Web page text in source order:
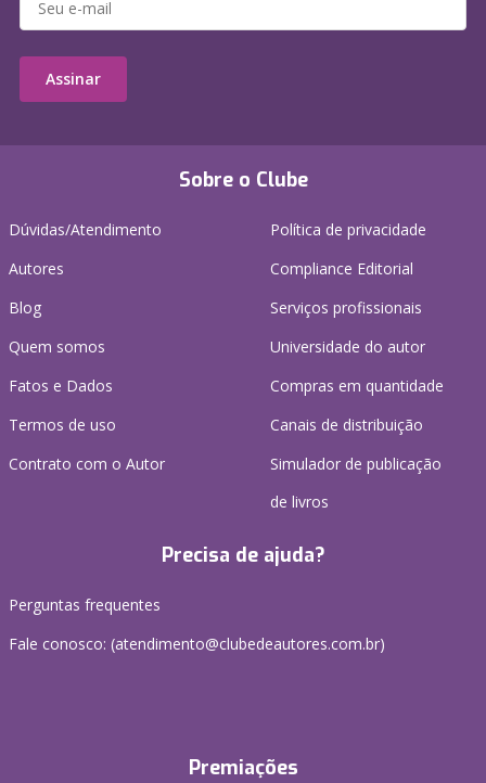
Sobre o Clube
Dúvidas/Atendimento
Autores
Blog
Quem somos
Fatos e Dados
Termos de uso
Contrato com o Autor
Política de privacidade
Compliance Editorial
Serviços profissionais
Universidade do autor
Compras em quantidade
Canais de distribuição
Simulador de publicação
de livros
Precisa de ajuda?
Perguntas frequentes
Fale conosco: (atendimento@clubedeautores.com.br)
Premiações
Assinar